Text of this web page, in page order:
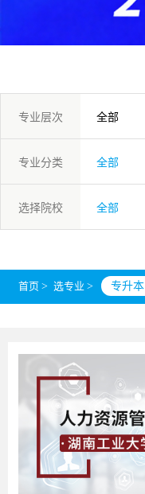
专业层次 全部
专业分类 全部
选择院校
全部
首页 > 选专业 > 专升本